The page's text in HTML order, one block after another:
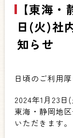
【東海
日(火)社
知らせ
日頃のご利用
2024年1月23日
東海・静岡地
いただきます。